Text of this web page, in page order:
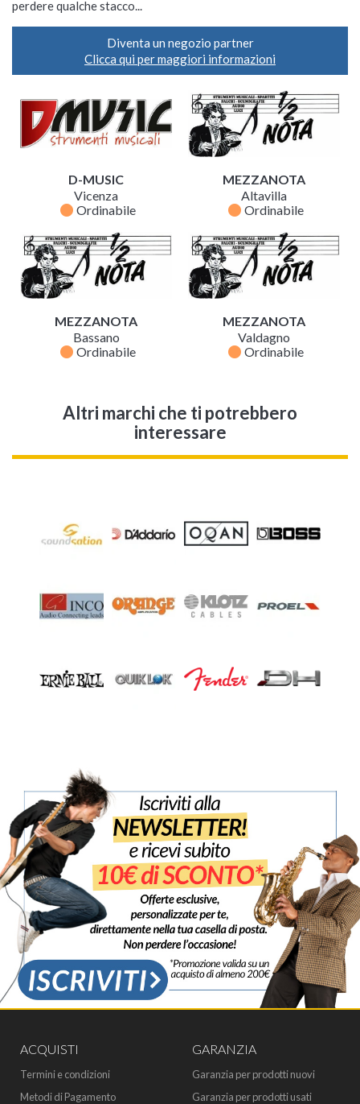
perdere qualche stacco...
Diventa un negozio partner
Clicca qui per maggiori informazioni
D-MUSIC
Vicenza
fiber_manual_record Ordinabile
MEZZANOTA
Altavilla
fiber_manual_record Ordinabile
MEZZANOTA
Bassano
fiber_manual_record Ordinabile
MEZZANOTA
Valdagno
fiber_manual_record Ordinabile
Altri marchi che ti potrebbero
interessare
ACQUISTI
Termini e condizioni
Metodi di Pagamento
GARANZIA
Garanzia per prodotti nuovi
Garanzia per prodotti usati